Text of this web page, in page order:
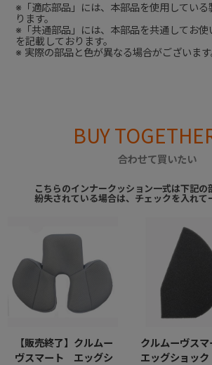
※「適応部品」には、本部品を使用してい
ります。
※「共通部品」には、本部品を共通してお使
を記載しております。
※ 実際の部品と色が異なる場合がございます
BUY
合わせて買いたい
こちらのインナークッション一式は下記の
紛失されている場合は、チェックを入れて
【販売終了】クルムー
ヴスマート エッグシ
クルムーヴス
エッグショッ